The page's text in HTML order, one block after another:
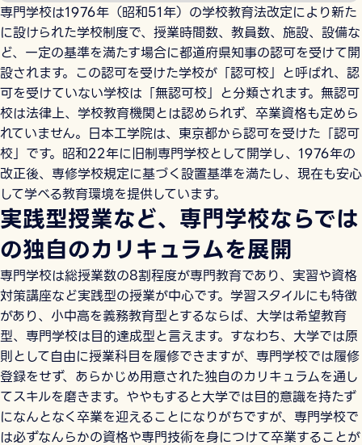
専門学校は1976年（昭和51年）の学校教育法改定により新た
に設けられた学校制度で、授業時間数、教員数、施設、設備な
ど、一定の基準を満たす場合に都道府県知事の認可を受けて開
設されます。この認可を受けた学校が「認可校」と呼ばれ、認
可を受けていない学校は「無認可校」と分類されます。無認可
校は法律上、学校教育機関とは認められず、卒業資格も定めら
れていません。日本工学院は、東京都から認可を受けた「認可
校」です。昭和22年に旧制専門学校として開学し、1976年の
改正後、専修学校規定に基づく設置基準を満たし、現在も安心
して学べる教育環境を提供しています。
実践型授業など、専門学校ならでは
の独自のカリキュラムを展開
専門学校は総授業数の8割程度が専門教育であり、実習や資格
対策講座など実践型の授業が中心です。学習スタイルにも特徴
があり、小中高を義務教育型とするならば、大学は希望教育
型、専門学校は目的達成型と言えます。すなわち、大学では原
則として自由に授業科目を履修できますが、専門学校では履修
登録をせず、あらかじめ用意された独自のカリキュラムを通し
てスキルを磨きます。ややもすると大学では目的意識を持たず
になんとなく卒業を迎えることになりがちですが、専門学校で
は必ずなんらかの資格や専門技術を身につけて卒業することが